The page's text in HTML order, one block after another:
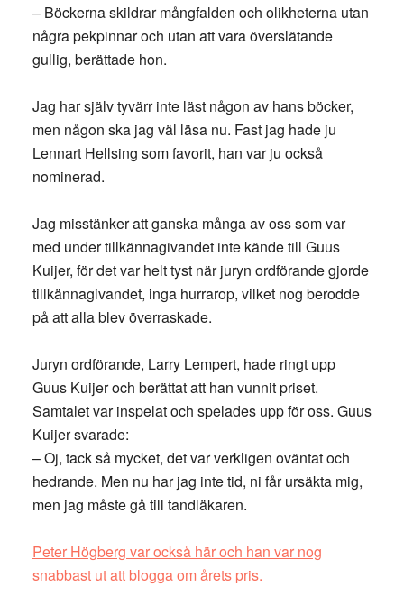
– Böckerna skildrar mångfalden och olikheterna utan
några pekpinnar och utan att vara överslätande
gullig, berättade hon.
Jag har själv tyvärr inte läst någon av hans böcker,
men någon ska jag väl läsa nu. Fast jag hade ju
Lennart Hellsing som favorit, han var ju också
nominerad.
Jag misstänker att ganska många av oss som var
med under tillkännagivandet inte kände till Guus
Kuijer, för det var helt tyst när juryn ordförande gjorde
tillkännagivandet, inga hurrarop, vilket nog berodde
på att alla blev överraskade.
Juryn ordförande, Larry Lempert, hade ringt upp
Guus Kuijer och berättat att han vunnit priset.
Samtalet var inspelat och spelades upp för oss. Guus
Kuijer svarade:
– Oj, tack så mycket, det var verkligen oväntat och
hedrande. Men nu har jag inte tid, ni får ursäkta mig,
men jag måste gå till tandläkaren.
Peter Högberg var också här och han var nog
snabbast ut att blogga om årets pris.